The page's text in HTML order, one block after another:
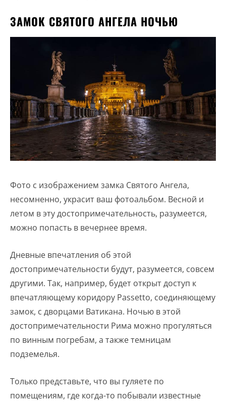
ЗАМОК СВЯТОГО АНГЕЛА НОЧЬЮ
Фото с изображением замка Святого Ангела,
несомненно, украсит ваш фотоальбом. Весной и
летом в эту достопримечательность, разумеется,
можно попасть в вечернее время.
Дневные впечатления об этой
достопримечательности будут, разумеется, совсем
другими. Так, например, будет открыт доступ к
впечатляющему коридору Passetto, соединяющему
замок, с дворцами Ватикана. Ночью в этой
достопримечательности Рима можно прогуляться
по винным погребам, а также темницам
подземелья.
Только представьте, что вы гуляете по
помещениям, где когда-то побывали известные